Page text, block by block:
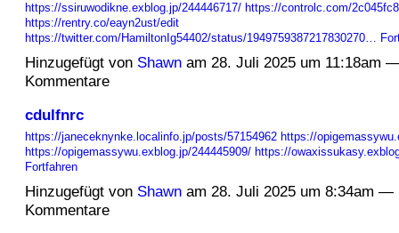
https://ssiruwodikne.exblog.jp/244446717/ https://controlc.com/2c045fc8
https://rentry.co/eayn2ust/edit
https://twitter.com/HamiltonIg54402/status/1949759387217830270…
Hinzugefügt von Shawnam 28. Juli 2025 um 11:18am
Kommentare
cdulfnrc
https://janeceknynke.localinfo.jp/posts/57154962 https://
https://opigemassywu.exblog.jp/244445909/ https://
Fortfahren
Hinzugefügt von Shawnam 28. Juli 2025 um 8:34am —
Kommentare